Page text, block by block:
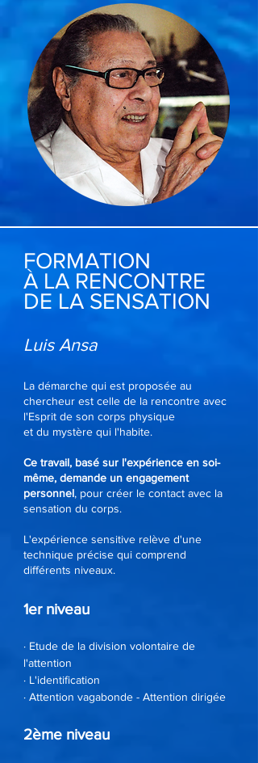
FORMATION
À LA RENCONTRE
DE LA SENSATION
Luis Ansa
La démarche qui est proposée au
chercheur est celle de la rencontre avec
l'Esprit de son corps physique
et du mystère qui l'habite.
Ce travail, basé sur l'expérience en soi-
même, demande un engagement
personnel, pour créer le contact avec la
sensation du corps.
L'expérience sensitive relève d'une
technique précise qui comprend
différents niveaux.
1er niveau
· Etude de la division volontaire de
l'attention
· L'identification
· Attention vagabonde - Attention dirigée
2ème niveau